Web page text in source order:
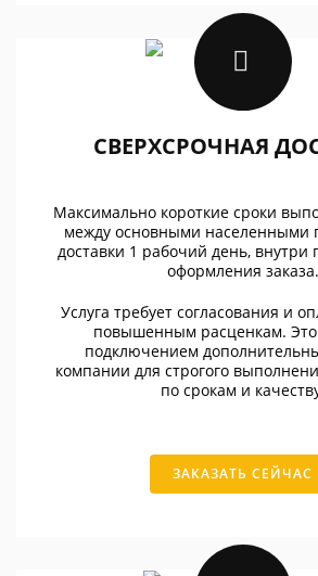
СВЕРХСРОЧНАЯ
Максимально короткие сроки
между основными населенными
доставки 1 рабочий день, внутри
оформления заказа.
Услуга требует согласования и
повышенным расценкам. Это
подключением
компании для строгого
по срокам и
ЗАКАЗАТЬ СЕЙЧАС